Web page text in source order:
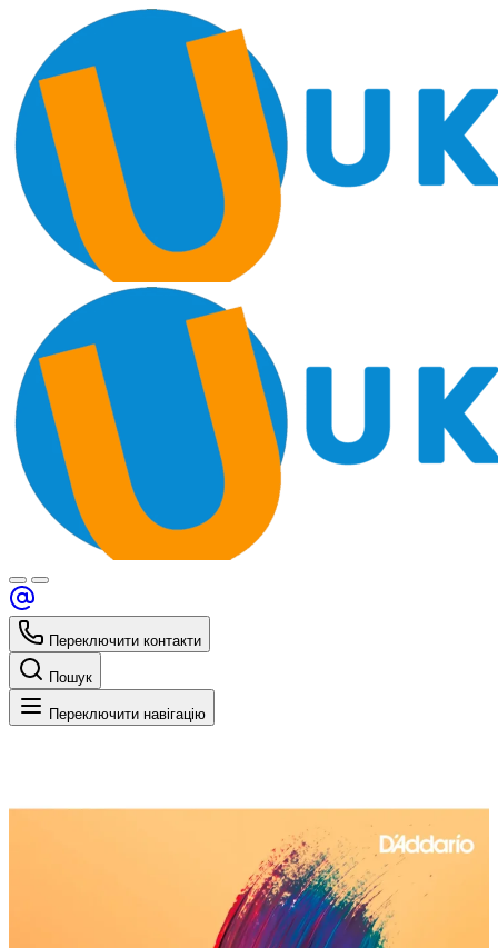
Переключити контакти
Пошук
Переключити навігацію